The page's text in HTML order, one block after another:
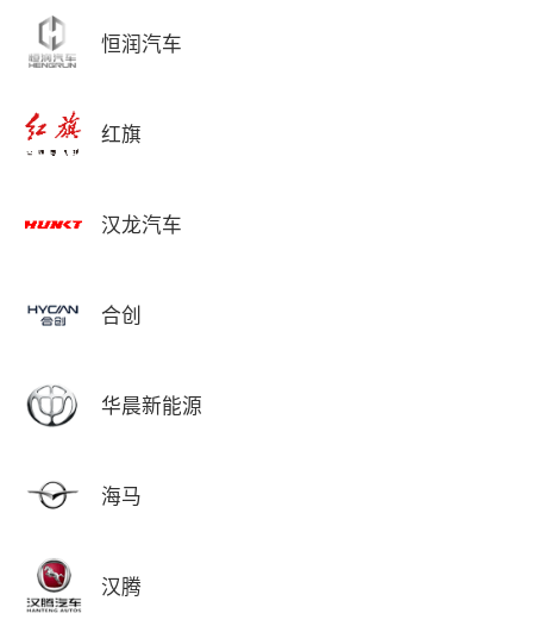
恒润汽车
红旗
汉龙汽车
合创
华晨新能源
海马
汉腾